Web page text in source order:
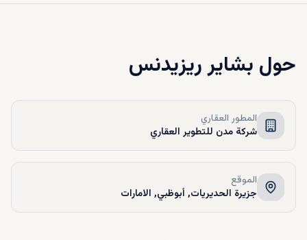
حول بشاير ريزيدنس
المطور العقاري
شركة مدن للتطوير العقاري
الموقع
جزيرة الحديريات, أبوظبي, الامارات